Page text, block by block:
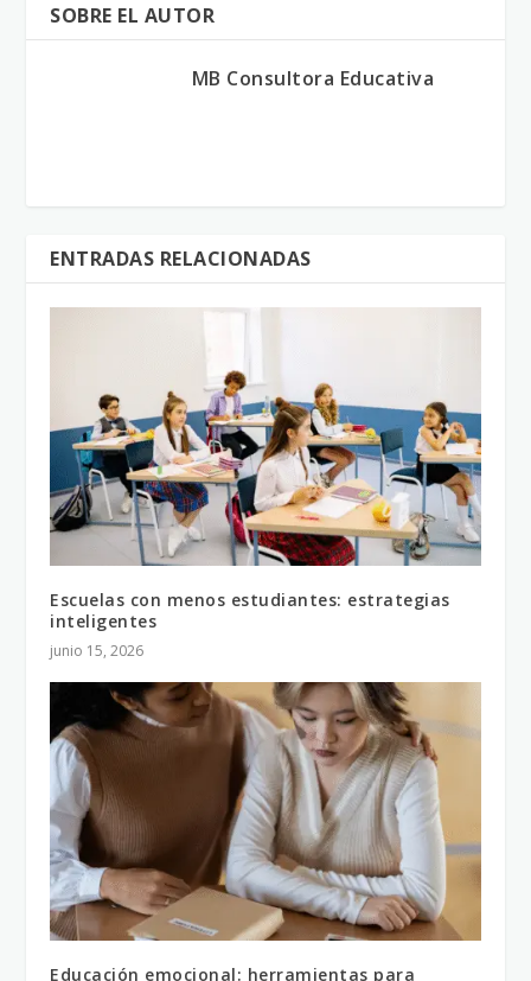
SOBRE EL AUTOR
MB Consultora Educativa
ENTRADAS RELACIONADAS
Escuelas con menos estudiantes: estrategias
inteligentes
junio 15, 2026
Educación emocional: herramientas para